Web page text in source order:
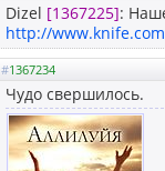
Dizel [1367225]:
http://
#1367234
Чудо свершилось.